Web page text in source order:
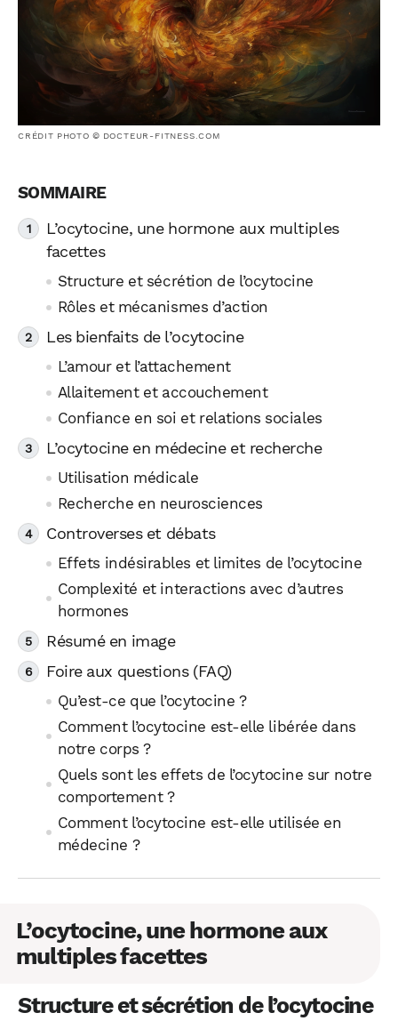
CRÉDIT PHOTO © DOCTEUR-FITNESS.COM
L’ocytocine, une hormone aux multiples
facettes
Structure et sécrétion de l’ocytocine
Rôles et mécanismes d’action
Les bienfaits de l’ocytocine
L’amour et l’attachement
Allaitement et accouchement
Confiance en soi et relations sociales
L’ocytocine en médecine et recherche
Utilisation médicale
Recherche en neurosciences
Controverses et débats
Effets indésirables et limites de l’ocytocine
Complexité et interactions avec d’autres
hormones
Résumé en image
Foire aux questions (FAQ)
Qu’est-ce que l’ocytocine ?
Comment l’ocytocine est-elle libérée dans
notre corps ?
Quels sont les effets de l’ocytocine sur notre
comportement ?
Comment l’ocytocine est-elle utilisée en
médecine ?
L’ocytocine, une hormone aux
multiples facettes
Structure et sécrétion de l’ocytocine